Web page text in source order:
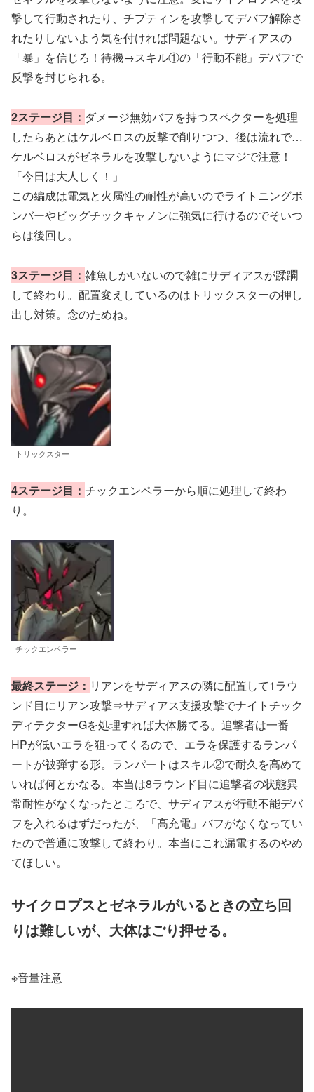
撃して行動されたり、チプティンを攻撃してデバフ解除さ
れたりしないよう気を付ければ問題ない。サディアスの
「暴」を信じろ！待機→スキル①の「行動不能」デバフで
反撃を封じられる。
2ステージ目： ダメージ無効バフを持つスペクターを処理
したらあとはケルベロスの反撃で削りつつ、後は流れで…
ケルベロスがゼネラルを攻撃しないようにマジで注意！
「今日は大人しく！」
この編成は電気と火属性の耐性が高いのでライトニングボ
ンバーやビッグチックキャノンに強気に行けるのでそいつ
らは後回し。
3ステージ目： 雑魚しかいないので雑にサディアスが蹂躙
して終わり。配置変えしているのはトリックスターの押し
出し対策。念のためね。
トリックスター
4ステージ目： チックエンペラーから順に処理して終わ
り。
チックエンペラー
最終ステージ： リアンをサディアスの隣に配置して1ラウ
ンド目にリアン攻撃⇒サディアス支援攻撃でナイトチック
ディテクターGを処理すれば大体勝てる。追撃者は一番
HPが低いエラを狙ってくるので、エラを保護するランパ
ートが被弾する形。ランパートはスキル②で耐久を高めて
いれば何とかなる。本当は8ラウンド目に追撃者の状態異
常耐性がなくなったところで、サディアスが行動不能デバ
フを入れるはずだったが、「高充電」バフがなくなってい
たので普通に攻撃して終わり。本当にこれ漏電するのやめ
てほしい。
サイクロプスとゼネラルがいるときの立ち回
りは難しいが、大体はごり押せる。
※音量注意